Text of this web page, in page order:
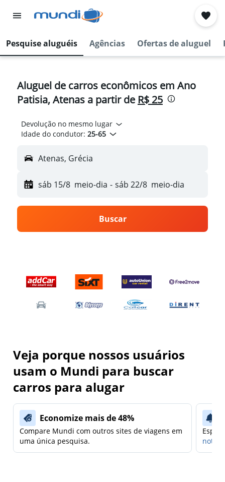
Pesquise aluguéis Agências Ofertas de aluguel
Aluguel de carros econômicos em Ano
Patisia, Atenas a partir de R$ 25
Devolução no mesmo lugar
Idade do condutor: 25-65
Atenas, Grécia
sáb 15/8 meio-dia - sáb 22/8 meio-dia
Buscar
Veja porque nossos usuários
usam o Mundi para buscar
carros para alugar
Economize mais de 48%
Compare Mundi com outros sites de viagens em
uma única pesquisa.